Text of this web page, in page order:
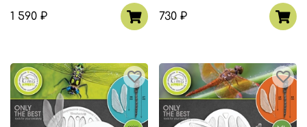
1 590 ₽
730 ₽